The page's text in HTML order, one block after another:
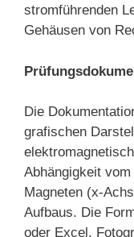
stromführenden
Gehäusen von
Die
grafischen
Abhängigkeit
Magneten (x-
Aufbaus. Die
oder Excel.